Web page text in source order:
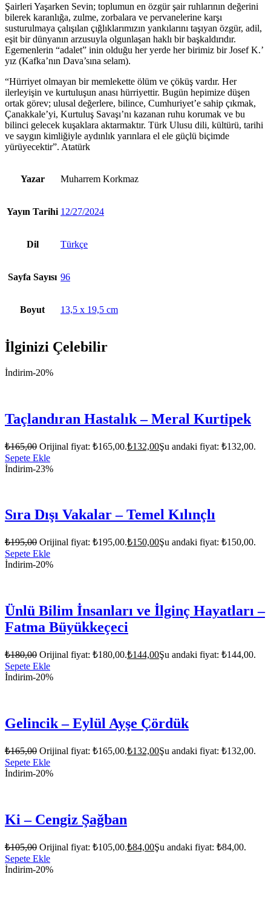
Şairleri Yaşarken Sevin; toplumun en özgür şair ruhlarının değerini
bilerek karanlığa, zulme, zorbalara ve pervanelerine karşı
susturulmaya çalışılan çığlıklarımızın yankılarını taşıyan özgür, adil,
eşit bir dünyanın arzusuyla olgunlaşan haklı bir başkaldırıdır.
Egemenlerin “adalet” inin olduğu her yerde her birimiz bir Josef K.’
yız (Kafka’nın Dava’sına selam).
“Hürriyet olmayan bir memlekette ölüm ve çöküş vardır. Her
ilerleyişin ve kurtuluşun anası hürriyettir. Bugün hepimize düşen
ortak görev; ulusal değerlere, bilince, Cumhuriyet’e sahip çıkmak,
Çanakkale’yi, Kurtuluş Savaşı’nı kazanan ruhu korumak ve bu
bilinci gelecek kuşaklara aktarmaktır. Türk Ulusu dili, kültürü, tarihi
ve saygın kimliğiyle aydınlık yarınlara el ele güçlü biçimde
yürüyecektir”. Atatürk
Yazar Muharrem Korkmaz
Yayın Tarihi 12/27/2024
Dil Türkçe
Sayfa Sayısı 96
Boyut 13,5 x 19,5 cm
İlginizi Çelebilir
İndirim-20%
Taçlandıran Hastalık – Meral Kurtipek
₺165,00 Orijinal fiyat: ₺165,00.₺132,00Şu andaki fiyat: ₺132,00.
Sepete Ekle
İndirim-23%
Sıra Dışı Vakalar – Temel Kılınçlı
₺195,00 Orijinal fiyat: ₺195,00.₺150,00Şu andaki fiyat: ₺150,00.
Sepete Ekle
İndirim-20%
Ünlü Bilim İnsanları ve İlginç Hayatları –
Fatma Büyükkeçeci
₺180,00 Orijinal fiyat: ₺180,00.₺144,00Şu andaki fiyat: ₺144,00.
Sepete Ekle
İndirim-20%
Gelincik – Eylül Ayşe Çördük
₺165,00 Orijinal fiyat: ₺165,00.₺132,00Şu andaki fiyat: ₺132,00.
Sepete Ekle
İndirim-20%
Ki – Cengiz Şağban
₺105,00 Orijinal fiyat: ₺105,00.₺84,00Şu andaki fiyat: ₺84,00.
Sepete Ekle
İndirim-20%